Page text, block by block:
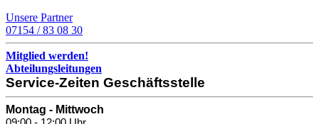
Unsere Partner
07154 / 83 08 30
Mitglied werden!
Abteilungsleitungen
Service-Zeiten Geschäftsstelle
Montag - Mittwoch